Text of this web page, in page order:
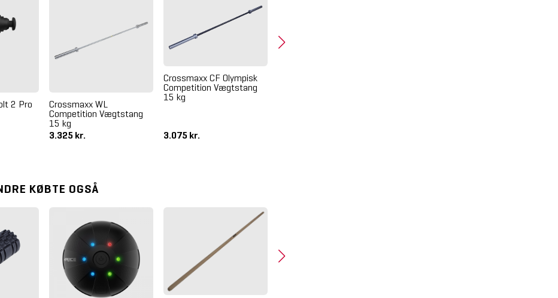
2 Pro
Crossmaxx WL
Competition Vægtstang
15 kg
3.325 kr.
Crossmaxx CF Olympisk
Competition Vægtstang
15 kg
3.075 kr.
KØBTE OGSÅ